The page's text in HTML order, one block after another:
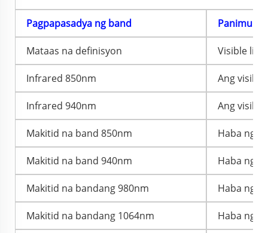
Pagpapasadya ng band Panimula
Mataas na definisyon Visible
Infrared 850nm Ang
Infrared 940nm Ang
Makitid na band 850nm Haba ng
Makitid na band 940nm Haba ng
Makitid na bandang 980nm Haba ng
Makitid na bandang 1064nm Haba ng